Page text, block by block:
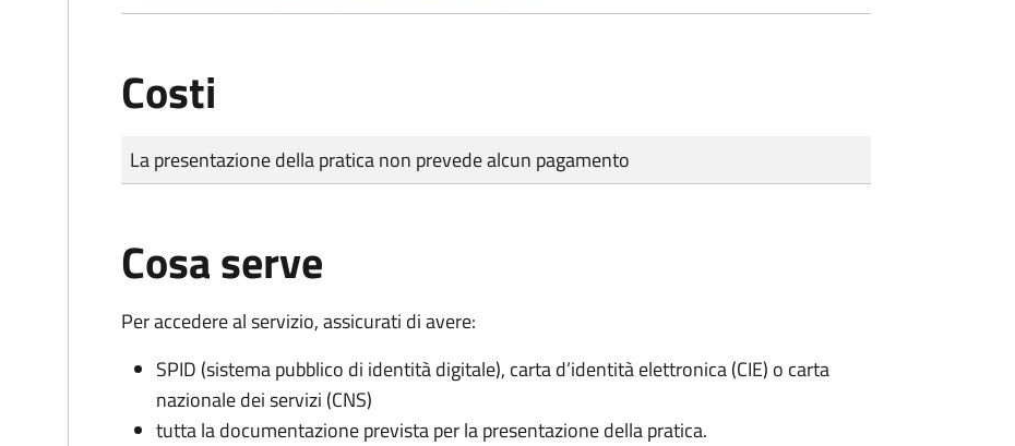
Costi
Tipo di pagamento
Importo
La presentazione della pratica non prevede alcun pagamento
Cosa serve
Per accedere al servizio, assicurati di avere:
SPID (sistema pubblico di identità digitale), carta d’identità elettronica (CIE) o carta
nazionale dei servizi (CNS)
tutta la documentazione prevista per la presentazione della pratica.